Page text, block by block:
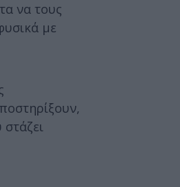
να τους
με